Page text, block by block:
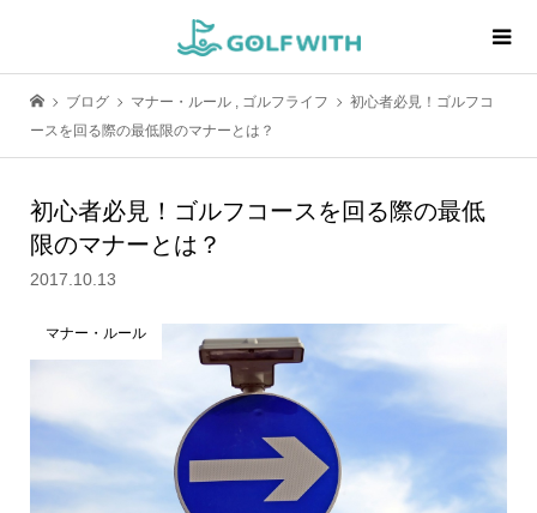
ブログ マナー・ルール , ゴルフライフ
初心者必見！ゴルフコ
ースを回る際の最低限のマナーとは？
初心者必見！ゴルフコースを回る際の最低
限のマナーとは？
2017.10.13
マナー・ルール